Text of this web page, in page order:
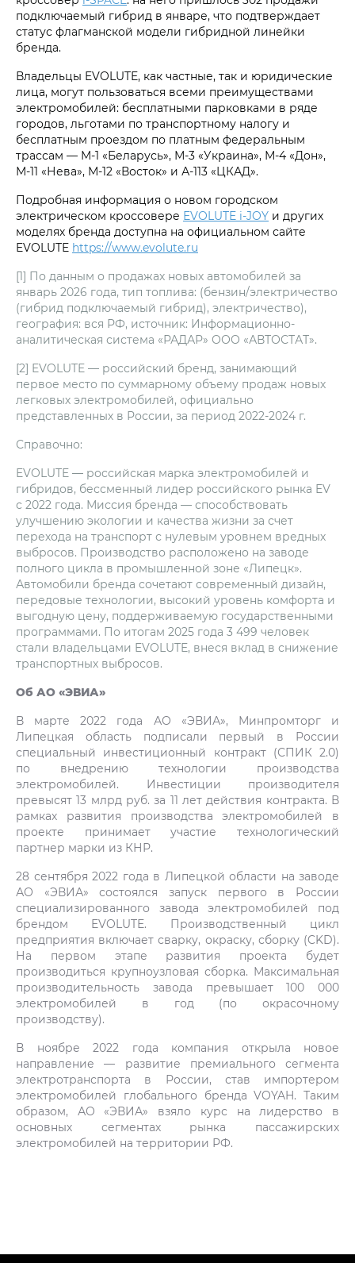
подключаемый гибрид в январе, что подтверждает
статус флагманской модели гибридной линейки
бренда.
Владельцы EVOLUTE, как частные, так и юридические
лица, могут пользоваться всеми преимуществами
электромобилей: бесплатными парковками в ряде
городов, льготами по транспортному налогу и
бесплатным проездом по платным федеральным
трассам — М-1 «Беларусь», М-3 «Украина», М-4 «Дон»,
М-11 «Нева», М-12 «Восток» и А-113 «ЦКАД».
Подробная информация о новом городском
электрическом кроссовере EVOLUTE i‑JOY и других
моделях бренда доступна на официальном сайте
EVOLUTE https://www.evolute.ru
[1] По данным о продажах новых автомобилей за
январь 2026 года, тип топлива: (бензин/электричество
(гибрид подключаемый гибрид), электричество),
география: вся РФ, источник: Информационно-
аналитическая система «РАДАР» ООО «АВТОСТАТ».
[2] EVOLUTE — российский бренд, занимающий
первое место по суммарному объему продаж новых
легковых электромобилей, официально
представленных в России, за период 2022-2024 г.
Справочно:
EVOLUTE — российская марка электромобилей и
гибридов, бессменный лидер российского рынка EV
с 2022 года. Миссия бренда — способствовать
улучшению экологии и качества жизни за счет
перехода на транспорт с нулевым уровнем вредных
выбросов. Производство расположено на заводе
полного цикла в промышленной зоне «Липецк».
Автомобили бренда сочетают современный дизайн,
передовые технологии, высокий уровень комфорта и
выгодную цену, поддерживаемую государственными
программами. По итогам 2025 года 3 499 человек
стали владельцами EVOLUTE, внеся вклад в снижение
транспортных выбросов.
Об АО «ЭВИА»
В марте 2022 года АО «ЭВИА», Минпромторг и
Липецкая область подписали первый в России
специальный инвестиционный контракт (СПИК 2.0)
по внедрению технологии производства
электромобилей. Инвестиции производителя
превысят 13 млрд руб. за 11 лет действия контракта. В
рамках развития производства электромобилей в
проекте принимает участие технологический
партнер марки из КНР.
28 сентября 2022 года в Липецкой области на заводе
АО «ЭВИА» состоялся запуск первого в России
специализированного завода электромобилей под
брендом EVOLUTE. Производственный цикл
предприятия включает сварку, окраску, сборку (CKD).
На первом этапе развития проекта будет
производиться крупноузловая сборка. Максимальная
производительность завода превышает 100 000
электромобилей в год (по окрасочному
производству).
В ноябре 2022 года компания открыла новое
направление — развитие премиального сегмента
электротранспорта в России, став импортером
электромобилей глобального бренда VOYAH. Таким
образом, АО «ЭВИА» взяло курс на лидерство в
основных сегментах рынка пассажирских
электромобилей на территории РФ.